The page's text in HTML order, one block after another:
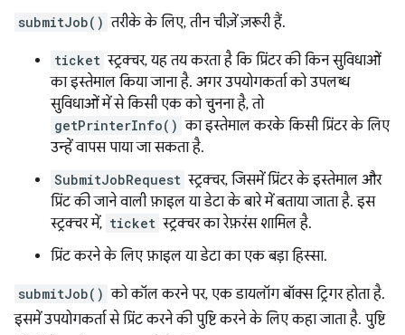
submitJob() तरीके के लिए, तीन चीज़ें ज़रूरी हैं.
ticket स्ट्रक्चर, यह तय करता है कि प्रिंटर की किन सुविधाओं
का इस्तेमाल किया जाना है. अगर उपयोगकर्ता को उपलब्ध
सुविधाओं में से किसी एक को चुनना है, तो
getPrinterInfo() का इस्तेमाल करके किसी प्रिंटर के लिए
उन्हें वापस पाया जा सकता है.
SubmitJobRequest स्ट्रक्चर, जिसमें प्रिंटर के इस्तेमाल और
प्रिंट की जाने वाली फ़ाइल या डेटा के बारे में बताया जाता है. इस
स्ट्रक्चर में, ticket स्ट्रक्चर का रेफ़रंस शामिल है.
प्रिंट करने के लिए फ़ाइल या डेटा का एक बड़ा हिस्सा.
submitJob() को कॉल करने पर, एक डायलॉग बॉक्स ट्रिगर होता है.
इसमें उपयोगकर्ता से प्रिंट करने की पुष्टि करने के लिए कहा जाता है. पुष्टि